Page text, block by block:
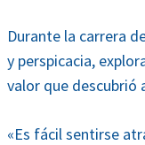
Durante la carrera
y perspicacia,
valor que descubrió
«Es fácil sentirse